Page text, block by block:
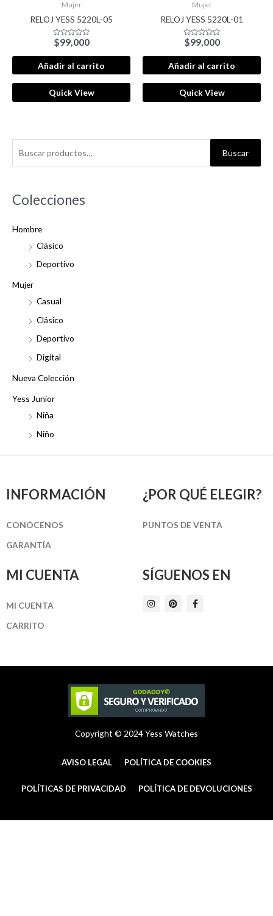
c
r
Buscar
Colecciones
Hombre
Clásico
Deportivo
Mujer
Casual
Clásico
Deportivo
Digital
Nueva Colección
Yess Junior
Niña
Niño
Mujer
RELOJ YESS 5220L-05
Valorado
con
0
de
5
$99,000
Añadir al carrito
Quick View
Mujer
RELOJ YESS 5220L-01
Valorado
con
0
de
5
$99,000
Añadir al carrito
Quick View
INFORMACIÓN
CONÓCENOS
GARANTÍA
¿POR QUÉ ELEGIR?
PUNTOS DE VENTA
MI CUENTA
MI CUENTA
CARRITO
SÍGUENOS EN
I
n
m
P
i
t
F
a
-
Copyright © 2024 Yess Watches
AVISO LEGAL POLÍTICA DE COOKIES
POLÍTICAS DE PRIVACIDAD POLÍTICA DE DEVOLUCIONES